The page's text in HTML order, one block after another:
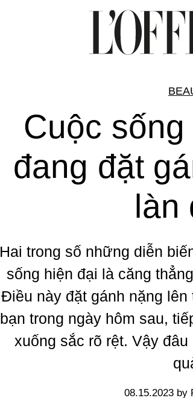
Cuộc
đang đặt
làn
Hai trong số những diễn
sống hiện đại là căng
Điều này đặt gánh nặng
bạn trong ngày hôm sau,
xuống sắc rõ rệt. Vậy
08.15.2023 by